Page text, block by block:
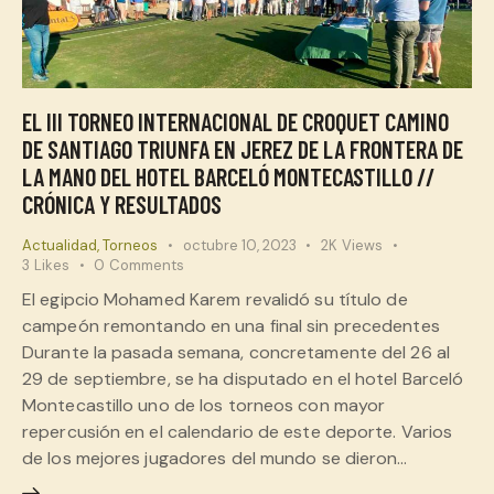
EL III TORNEO INTERNACIONAL DE CROQUET CAMINO
DE SANTIAGO TRIUNFA EN JEREZ DE LA FRONTERA DE
LA MANO DEL HOTEL BARCELÓ MONTECASTILLO //
CRÓNICA Y RESULTADOS
Actualidad,Torneos octubre 10, 2023 2K Views
3 Likes 0 Comments
El egipcio Mohamed Karem revalidó su título de
campeón remontando en una final sin precedentes
Durante la pasada semana, concretamente del 26 al
29 de septiembre, se ha disputado en el hotel Barceló
Montecastillo uno de los torneos con mayor
repercusión en el calendario de este deporte. Varios
de los mejores jugadores del mundo se dieron…